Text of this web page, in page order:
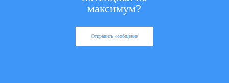
максимум?
Отправить сообщение